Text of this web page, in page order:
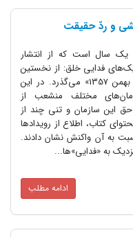
و ردّ حقیقت
سال است که از انتشار
فدایی خلق: از نخستین
کنش‌ها تا بهمن 1357» می‌گذرد. در این
مختلف منشعب از
این سازمان و تنی چند از
کتاب، اطلاع از رویدادها
به آن واکنش نشان دادند.
به «فدایی»ها...
ادامه مطلب